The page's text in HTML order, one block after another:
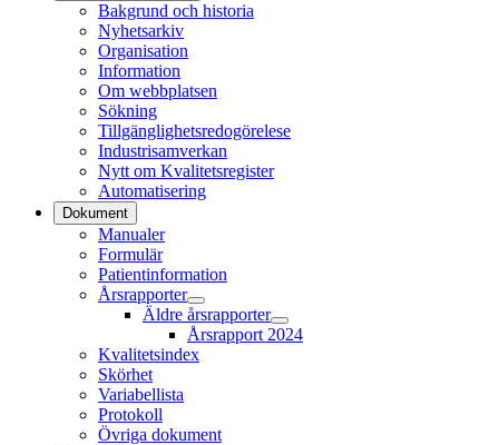
Bakgrund och historia
Nyhetsarkiv
Organisation
Information
Om webbplatsen
Sökning
Tillgänglighetsredogörelese
Industrisamverkan
Nytt om Kvalitetsregister
Automatisering
Dokument
Manualer
Formulär
Patientinformation
Årsrapporter
Äldre årsrapporter
Årsrapport 2024
Kvalitetsindex
Skörhet
Variabellista
Protokoll
Övriga dokument